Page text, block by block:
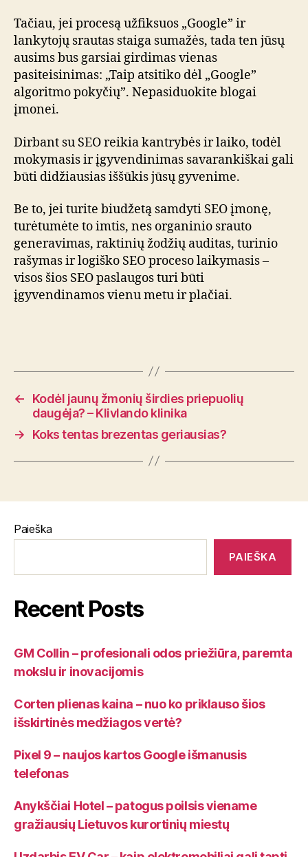
Tačiau, jei procesą užfiksuos „Google” ir
lankytojų srautas staiga sumažės, tada ten jūsų
ausims bus garsiai girdimas vienas
pasiteisinimas: „Taip atsitiko dėl „Google”
algoritmo pokyčių”. Nepasiduokite blogai
įmonei.
Dirbant su SEO reikia kantrybės ir laiko, todėl
mokymasis ir įgyvendinimas savarankiškai gali
būti didžiausias iššūkis jūsų gyvenime.
Be to, jei turite biudžetą samdyti SEO įmonę,
turėtumėte to imtis, nes organinio srauto
generavimas, raktinių žodžių auditas, turinio
rašymas ir logiško SEO proceso laikymasis –
visos šios SEO paslaugos turi būti
įgyvendinamos vienu metu ir plačiai.
←
Kodėl jaunų žmonių širdies priepuolių
daugėja? – Klivlando klinika
→
Koks tentas brezentas geriausias?
Paieška
PAIEŠKA
Recent Posts
GM Collin – profesionali odos priežiūra, paremta
mokslu ir inovacijomis
Corten plienas kaina – nuo ko priklauso šios
išskirtinės medžiagos vertė?
Pixel 9 – naujos kartos Google išmanusis
telefonas
Anykščiai Hotel – patogus poilsis viename
gražiausių Lietuvos kurortinių miestų